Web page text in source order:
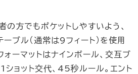
の方でもポケットしやすいよう、
ブル（通常は9フィート）を使用
ォーマットはナインボール、交互ブ
1ショット交代、45秒ルール。エント